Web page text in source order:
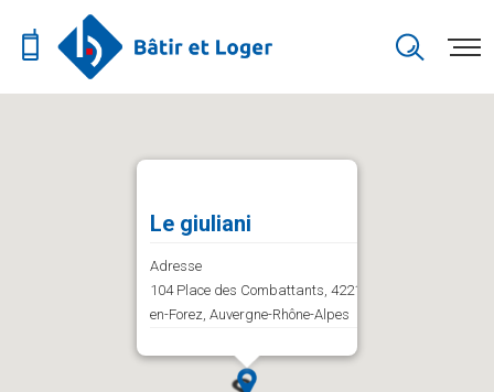
Le giuliani
Adresse
104 Place des Combattants, 42210 Bellegarde-
en-Forez, Auvergne-Rhône-Alpes